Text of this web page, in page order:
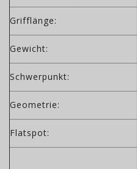
Grifflänge:
Gewicht:
Schwerpunkt:
Geometrie:
Flatspot: